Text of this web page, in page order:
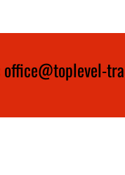
office@toplevel-